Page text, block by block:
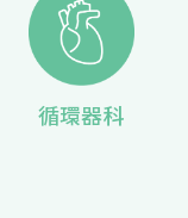
循環器科